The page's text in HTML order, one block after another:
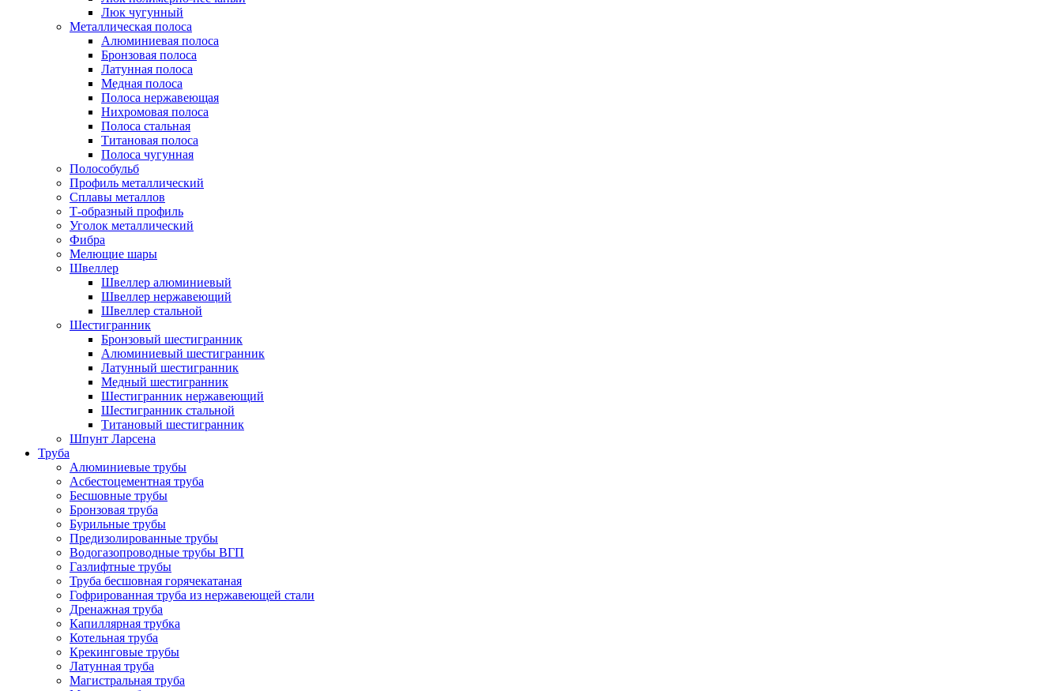
Люк чугунный
Металлическая полоса
Алюминиевая полоса
Бронзовая полоса
Латунная полоса
Медная полоса
Полоса нержавеющая
Нихромовая полоса
Полоса стальная
Титановая полоса
Полоса чугунная
Полособульб
Профиль металлический
Сплавы металлов
Т-образный профиль
Уголок металлический
Фибра
Мелющие шары
Швеллер
Швеллер алюминиевый
Швеллер нержавеющий
Швеллер стальной
Шестигранник
Бронзовый шестигранник
Алюминиевый шестигранник
Латунный шестигранник
Медный шестигранник
Шестигранник нержавеющий
Шестигранник стальной
Титановый шестигранник
Шпунт Ларсена
Труба
Алюминиевые трубы
Асбестоцементная труба
Бесшовные трубы
Бронзовая труба
Бурильные трубы
Предизолированные трубы
Водогазопроводные трубы ВГП
Газлифтные трубы
Труба бесшовная горячекатаная
Гофрированная труба из нержавеющей стали
Дренажная труба
Капиллярная трубка
Котельная труба
Крекинговые трубы
Латунная труба
Магистральная труба